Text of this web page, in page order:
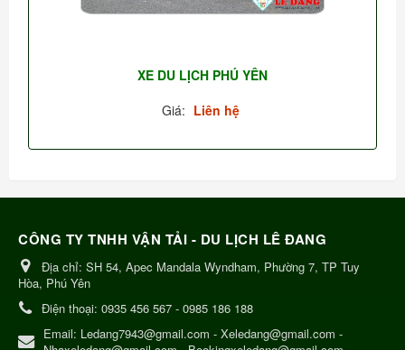
XE DU LỊCH PHÚ YÊN
Giá: Liên hệ
CÔNG TY TNHH VẬN TẢI - DU LỊCH LÊ ĐANG
Địa chỉ: SH 54, Apec Mandala Wyndham, Phường 7, TP Tuy
Hòa, Phú Yên
Điện thoại: 0935 456 567 - 0985 186 188
Email: Ledang7943@gmail.com - Xeledang@gmail.com -